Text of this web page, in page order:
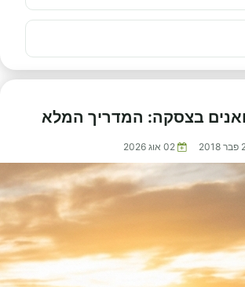
בצסקה: המדריך המלא
02 אוג 2026